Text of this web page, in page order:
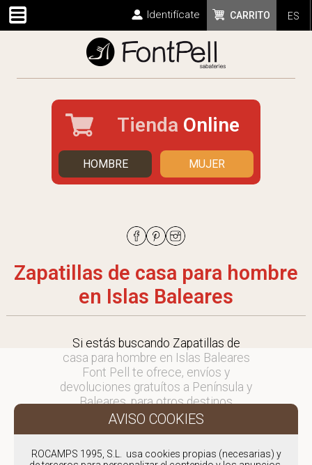
ES
CARRITO
Identifícate
Tienda Online
HOMBRE MUJER
Zapatillas de casa para hombre
en Islas Baleares
Si estás buscando Zapatillas de
casa para hombre en Islas Baleares
Font Pell te ofrece, envíos y
devoluciones gratuítos a Península y
Baleares, para otros destinos
consultar
en comercial@fontpell.com.
Los envíos a Islas Baleares
ROCAMPS 1995, S.L. usa cookies propias (necesarias) y